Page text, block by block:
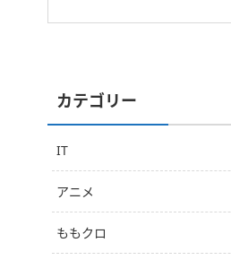
カテゴリー
IT
アニメ
ももクロ